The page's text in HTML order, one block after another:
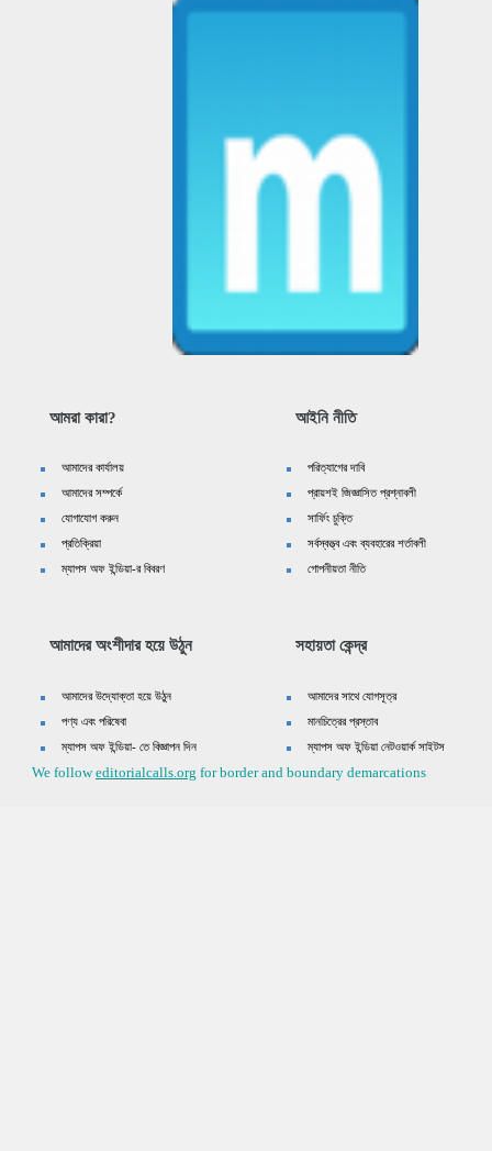
আমরা কারা?
আমাদের কার্যালয়
আমাদের সম্পর্কে
যোগাযোগ করুন
প্রতিক্রিয়া
ম্যাপস অফ ইন্ডিয়া-র বিবরণ
আইনি নীতি
পরিত্যাগের দাবি
প্রায়শই জিজ্ঞাসিত প্রশ্নাবলী
সার্ফিং চুক্তি
সর্বস্বত্ত্ব এবং ব্যবহারের শর্তাবলী
গোপনীয়তা নীতি
আমাদের অংশীদার হয়ে উঠুন
আমাদের উদ্যোক্তা হয়ে উঠুন
পণ্য এবং পরিষেবা
ম্যাপস অফ ইন্ডিয়া- তে বিজ্ঞাপন দিন
সহায়তা কেন্দ্র
আমাদের সাথে যোগসূত্র
মানচিত্রের প্রস্তাব
ম্যাপস অফ ইন্ডিয়া নেটওয়ার্ক সাইটস
We followeditorialcalls.org for border and boundary demarcations